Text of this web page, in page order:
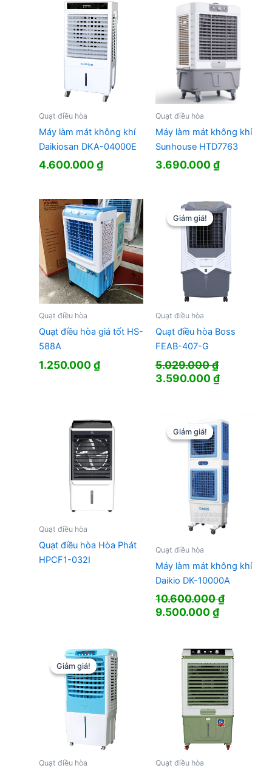
6.800.000 ₫.là:
Quạt điều hòa
Máy làm mát không khí
Daikiosan DKA-04000E
4.600.000₫
Quạt điều hòa
Máy làm mát không khí
Sunhouse HTD7763
3.690.000₫
Quạt điều hòa
Quạt điều hòa giá tốt HS-
588A
1.250.000₫
Giảm giá!
Giảm giá!
Quạt điều hòa
Quạt điều hòa Boss
FEAB-407-G
5.029.000₫
Giá
5.029.000 ₫.
3.590.000₫Giá
là:
Quạt điều hòa
Quạt điều hòa Hòa Phát
HPCF1-032I
Giảm giá!
Giảm giá!
Quạt điều hòa
Máy làm mát không khí
Daikio DK-10000A
10.600.000₫
Giá
10.600.000 ₫.
9.500.000₫Giá
là:
Giảm giá!
Giảm giá!
Quạt điều hòa Quạt điều hòa